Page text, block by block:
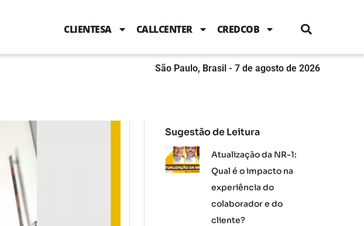
b
o
k
t
e
b
n
g
a
m
CLIENTESA CALLCENTER CREDCOB
São Paulo, Brasil - 7 de agosto de 2026
Sugestão de Leitura
Atualização da NR-1:
Qual é o impacto na
experiência do
colaborador e do
cliente?